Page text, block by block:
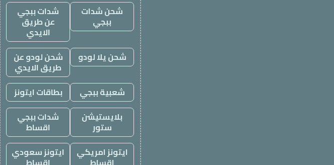
شحن شدات
ببجي
شدات ببجي
عن طريق
الايدي
شحن يلا لودو
شحن لودو عن
طريق الايدي
شعبية ببجي
بطاقات ايتونز
بلايستيشن
ستور
شدات ببجي
اقساط
ايتونز امريكي
ايتونز سعودي